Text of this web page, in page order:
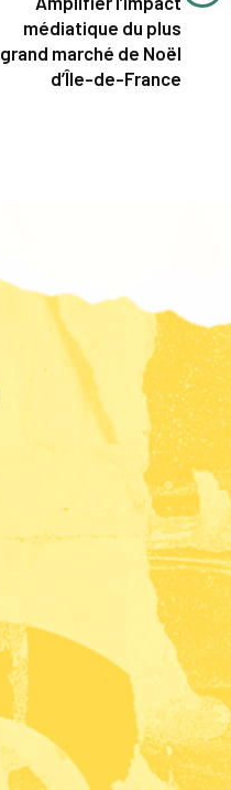
médiatique du plus
grand marché de Noël
d’Île-de-France